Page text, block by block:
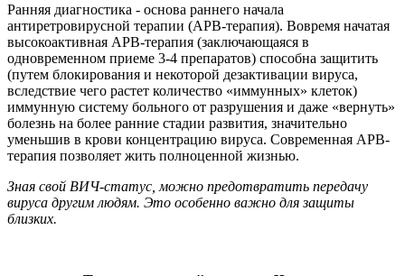
Ранняя диагностика - основа раннего начала
антиретровирусной терапии (АРВ-терапия). Вовремя начатая
высокоактивная АРВ-терапия (заключающаяся в
одновременном приеме 3-4 препаратов) способна защитить
(путем блокирования и некоторой дезактивации вируса,
вследствие чего растет количество «иммунных» клеток)
иммунную систему больного от разрушения и даже «вернуть»
болезнь на более ранние стадии развития, значительно
уменьшив в крови концентрацию вируса. Современная АРВ-
терапия позволяет жить полноценной жизнью.
Зная свой ВИЧ-статус, можно предотвратить передачу
вируса другим людям. Это особенно важно для защиты
близких.